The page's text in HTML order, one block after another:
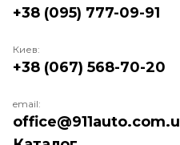
+38 (095) 777-09-91
Киев:
+38 (067) 568-70-20
email: